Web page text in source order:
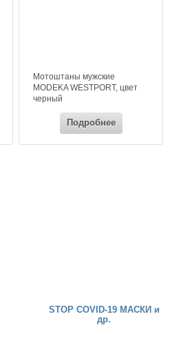
Мотоштаны мужские
MODEKA WESTPORT, цвет
черный
Подробнее
STOP COVID-19 МАСКИ и
др.